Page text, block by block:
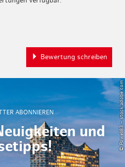
Bewertung schreiben
ABONNIEREN
und
© Powell83 – stock.adobe.com